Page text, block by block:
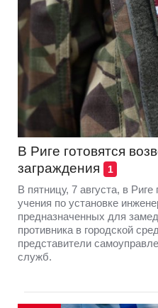
В Риге готовятся
заграждения
1
В пятницу, 7 августа, в
учения по установке
предназначенных для
противника в городской
представители
служб.